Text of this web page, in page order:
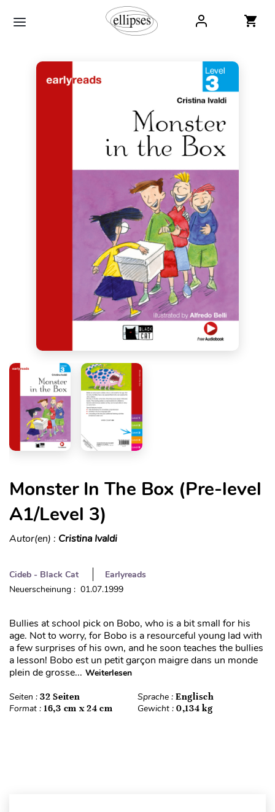
Monster In The Box (Pre-level
A1/Level 3)
Autor(en) : Cristina Ivaldi
Cideb - Black Cat
Earlyreads
Neuerscheinung : 01.07.1999
Bullies at school pick on Bobo, who is a bit small for his
age. Not to worry, for Bobo is a resourceful young lad with
a few surprises of his own, and he soon teaches the bullies
a lesson! Bobo est un petit garçon maigre dans un monde
plein de grosse... Weiterlesen
Seiten : 32 Seiten Sprache : Englisch
Format : 16,3 cm x 24 cm Gewicht : 0,134 kg